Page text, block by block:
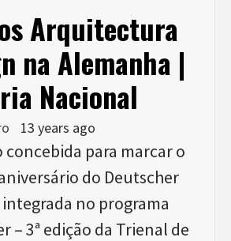
Arquitectura
na Alemanha |
Nacional
13 years ago
concebida para marcar o
do Deutscher
no programa
– 3ª edição da Trienal de